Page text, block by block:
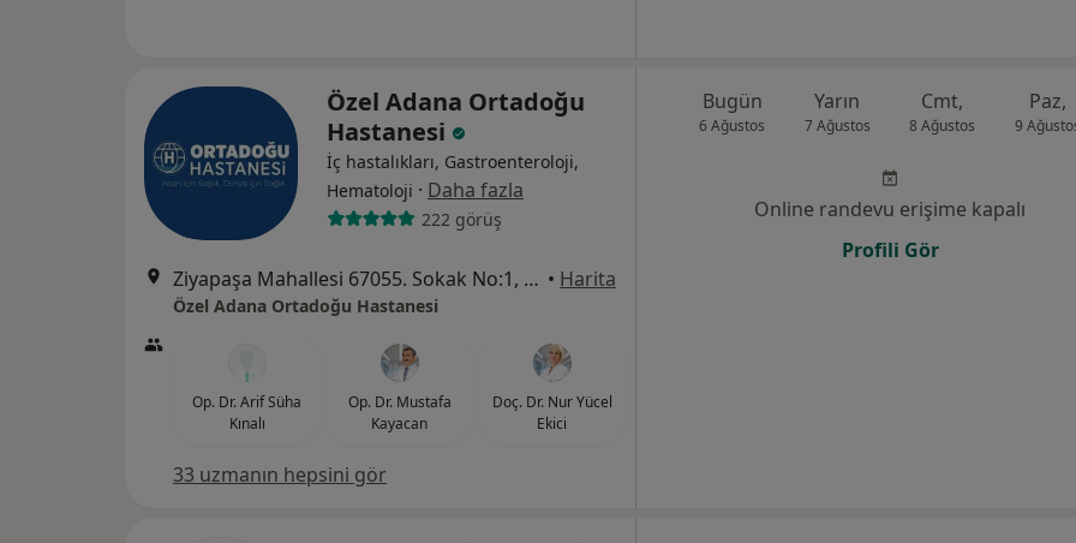
Özel Adana Ortadoğu
Hastanesi
İç hastalıkları, Gastroenteroloji,
Hematoloji · Daha fazla
222 görüş
Ziyapaşa Mahallesi 67055. Sokak No:1, Seyhan • Harita
Özel Adana Ortadoğu Hastanesi
Op. Dr. Arif Süha
Kınalı
Op. Dr. Mustafa
Kayacan
Doç. Dr. Nur Yücel
Ekici
33 uzmanın hepsini gör
Bugün
6 Ağustos
Yarın
7 Ağustos
Cmt,
8 Ağustos
Paz,
9
Online randevu erişime kapalı
Profili Gör